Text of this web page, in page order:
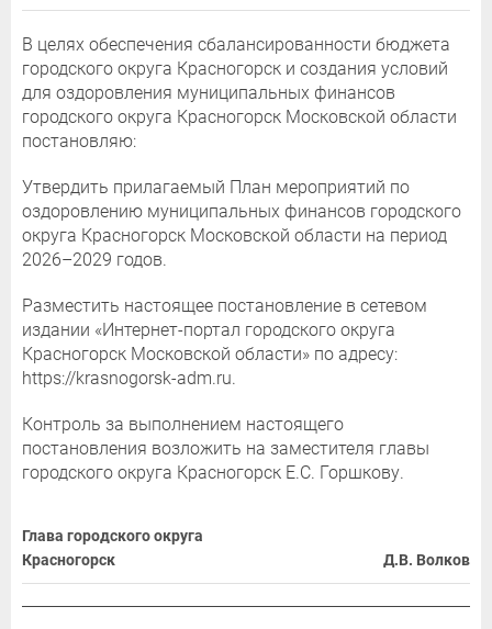
В целях обеспечения сбалансированности бюджета
городского округа Красногорск и создания условий
для оздоровления муниципальных финансов
городского округа Красногорск Московской области
постановляю:
Утвердить прилагаемый План мероприятий по
оздоровлению муниципальных финансов городского
округа Красногорск Московской области на период
2026–2029 годов.
Разместить настоящее постановление в сетевом
издании «Интернет-портал городского округа
Красногорск Московской области» по адресу:
https://krasnogorsk-adm.ru.
Контроль за выполнением настоящего
постановления возложить на заместителя главы
городского округа Красногорск Е.С. Горшкову.
Глава городского округа
Красногорск
Д.В. Волков